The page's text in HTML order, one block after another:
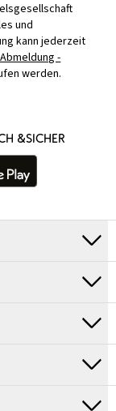
und
kann jederzeit
-
werden.
&SICHER